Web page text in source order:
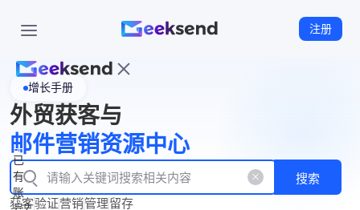
注册
页
WhatsApp
企业号
New
产
品
功
能
产
品
立
即
注
已
有
账
增长手册
外贸获客与
邮件营销资源中心
搜索
获客验证营销管理留存